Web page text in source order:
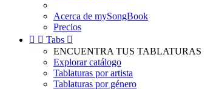
Acerca de mySongBook
Precios
  Tabs 
ENCUENTRA TUS TABLATURAS
Explorar catálogo
Tablaturas por artista
Tablaturas por género